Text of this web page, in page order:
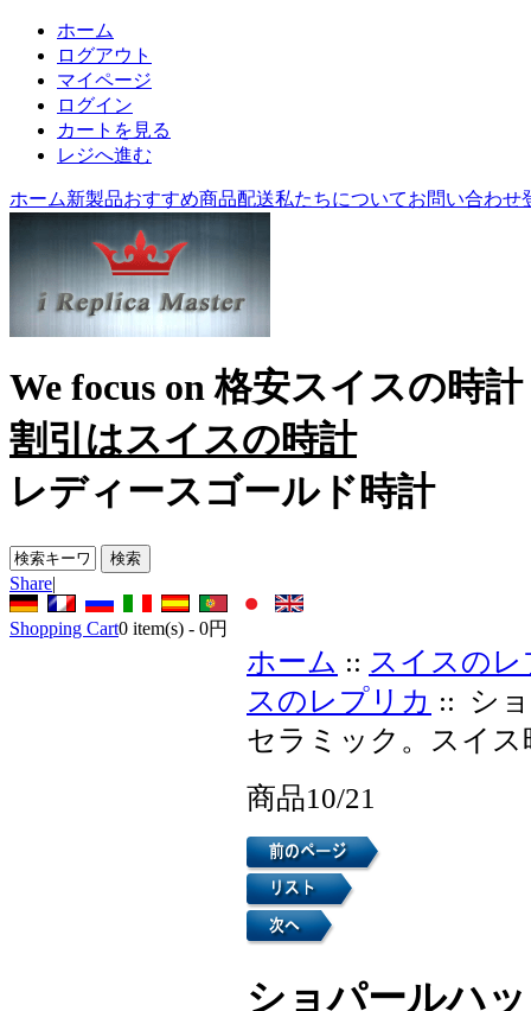
ホーム
ログアウト
マイページ
ログイン
カートを見る
レジへ進む
ホーム新製品おすすめ商品配送私たちについてお問い合わせ
We focus on格安スイスの時計
割引はスイスの時計
レディースゴールド時計
Share|
Shopping Cart0 item(s) - 0円
ホーム :: スイスの
スのレプリカ :: シ
セラミック。スイ
商品10/21
ショパールハ